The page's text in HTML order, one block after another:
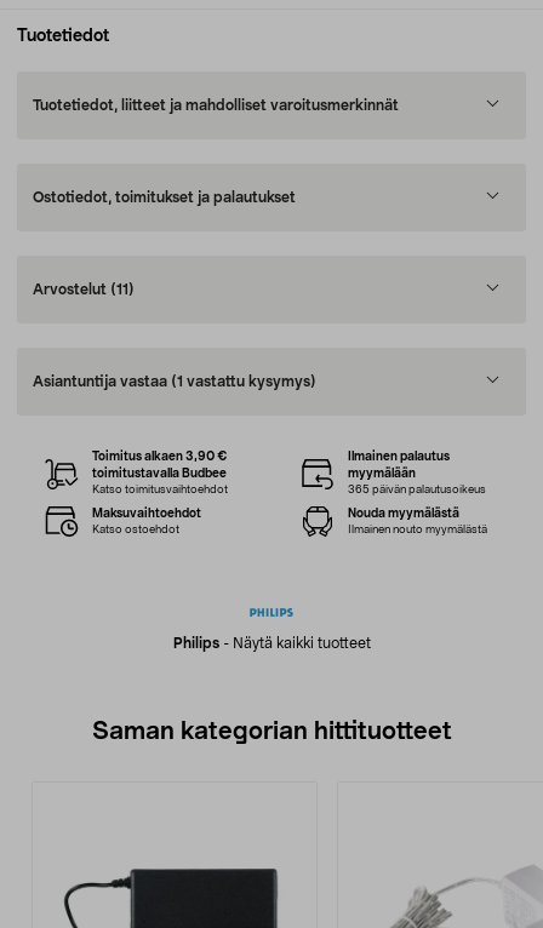
Tuotetiedot
Tuotetiedot, liitteet ja mahdolliset varoitusmerkinnät
Ostotiedot, toimitukset ja palautukset
Arvostelut (11)
Asiantuntija vastaa (1 vastattu kysymys)
Philips- Näytä kaikki tuotteet
Toimitus alkaen 3,90 €
toimitustavalla Budbee
Katso toimitusvaihtoehdot
Ilmainen palautus
myymälään
365 päivän palautusoikeus
Maksuvaihtoehdot
Katso ostoehdot
Nouda myymälästä
Ilmainen nouto myymälästä
Saman kategorian hittituotteet